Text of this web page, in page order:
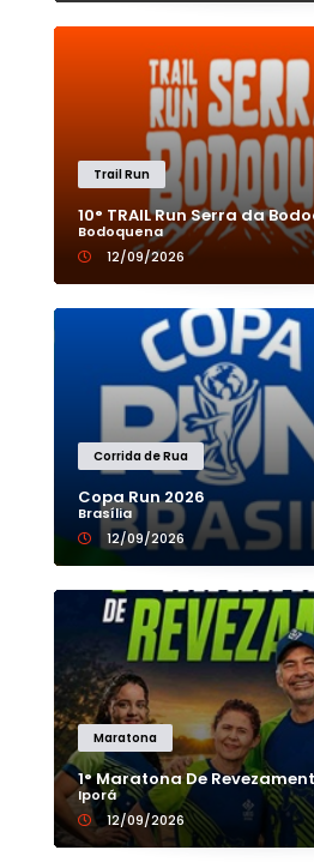
Trail Run
10° TRAIL Run Serra da
Bodoquena
12/09/2026
Corrida de Rua
Copa Run 2026
Brasília
12/09/2026
Maratona
1° Maratona De
Iporá
12/09/2026